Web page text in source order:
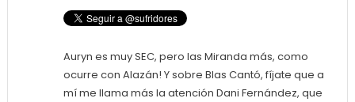
Auryn es muy SEC, pero las Miranda más, como
ocurre con Alazán! Y sobre Blas Cantó, fíjate que a
mí me llama más la atención Dani Fernández, que